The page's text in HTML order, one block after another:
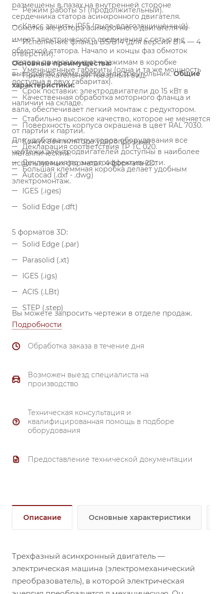
размещены в пазах на внутренней стороне
сердечника статора асинхронного двигателя.
Обмотка же ротора асинхронного двигателя не
имеет электрического соединения с сетью и с
обмоткой статора. Начало и концы фаз обмоток
статора присоединяют к зажимам в коробке
выводов по схеме звезда или треугольник.Общие
характеристики:
Режим работы S1 (продолжительный).
Класс защиты IP55 (пыле-влагозащищённый).
Исполнение фланца B5/B14 (для версии B14 — 4
отверстий).
Уменьшенные габариты (одна и та же мощность
доступна в двух габаритах).
Качественная обработка моторного фланца и
вала, обеспечивает легкий монтаж с редуктором.
Поверхность корпуса окрашена в цвет RAL 7030.
Кожух вентилятора ударопрочный
металлический.
Большая клеммная коробка делает удобным
электромонтаж.
Основные преимущества:
Привлекательный товарный вид.
Срок поставки: электродвигатели до 15 кВт в
наличии на складе.
Стабильно высокое качество, которое не меняется
от партии к партии.
Декларация соответствия ТР ТС 020.
Декларация по энергоэффективности.
Для удобства конструкторов оборудования все
чертежи электродвигателей доступны в наиболее
используемых форматах:4 формата 2D:
Autocad (.dxf - .dwg)
IGES (.iges)
Solid Edge (.dft)
5 форматов 3D:
Solid Edge (.par)
Parasolid (.xt)
IGES (.igs)
ACIS (.LBt)
STEP (.step)
Вы можете запросить чертежи в отделе продаж.
Подробности
Обработка заказа в течение дня
Возможен выезд специалиста на
производство
Техническая консультация и
квалифицированная помощь в подборе
оборудования
Предоставление технической документации
Описание Основные характеристики
Трехфазный асинхронный двигатель —
электрическая машина (электромеханический
преобразователь), в которой электрическая